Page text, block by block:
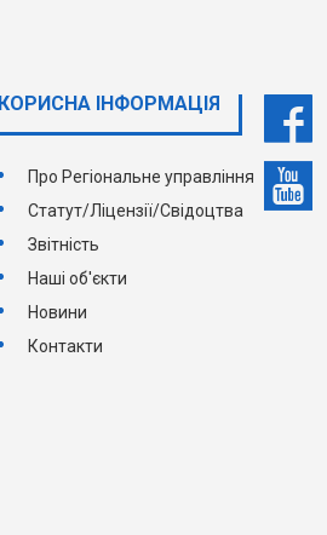
КОРИСНА ІНФОРМАЦІЯ
Про Регіональне управління
Статут/Ліцензії/Свідоцтва
Звітність
Наші об'єкти
Новини
Контакти